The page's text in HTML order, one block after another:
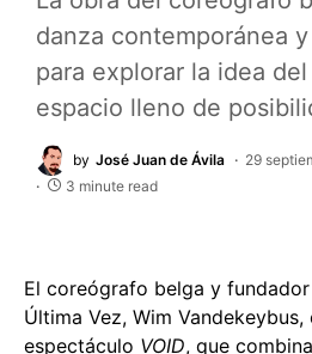
danza contemporánea
para explorar la idea
espacio lleno de
by José Juan de Ávila 29
3 minute read
El coreógrafo belga y
Última Vez, Wim Vandekeybus,
espectáculo VOID, que